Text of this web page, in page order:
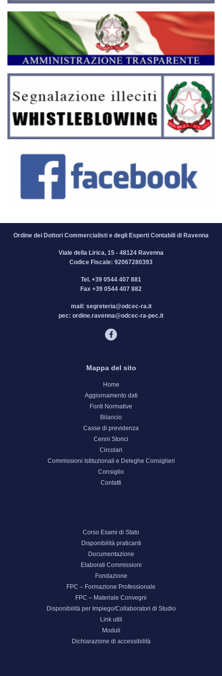
Ordine dei Dottori Commercialisti e degli Esperti Contabili di Ravenna
Viale della Lirica, 15 - 48124 Ravenna
Codice Fiscale: 92067280393
Tel. +39 0544 407 881
Fax +39 0544 407 882
mail: segreteria@odcec-ra.it
pec: ordine.ravenna@odcec-ra-pec.it
Mappa del sito
Home
Aggiornamento dati
Fonti Normative
Bilancio
Casse di previdenza
Cenni Storici
Circolari
Commissioni Istituzionali e Deleghe Consiglieri
Consiglio
Contatti
Corso Esami di Stato
Disponibilità praticanti
Documentazione
Elaborati Commissioni
Fondazione
FPC – Formazione Professionale
FPC – Materiale Convegni
Disponibilità per Impiego/Collaboratori di Studio
Link utili
Moduli
Dichiarazione di accessibilità